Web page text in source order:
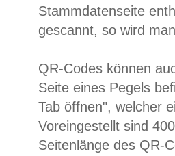
Stammdatenseite
gescannt, so wird
QR-Codes können
Seite eines Pegels
Tab öffnen", welcher
Voreingestellt sind
Seitenlänge des QR-